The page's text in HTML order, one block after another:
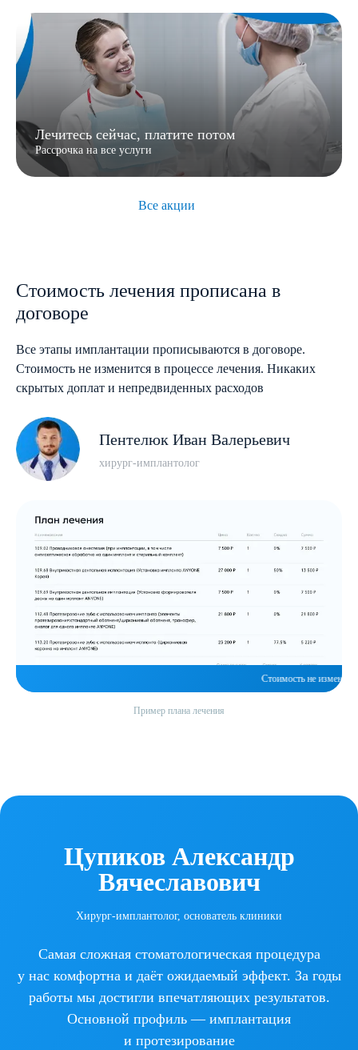
Лечитесь сейчас, платите потом
Рассрочка на все услуги
Все акции
в процессе лечения
Пример плана лечения
Стоимость лечения прописана в
договоре
Все этапы имплантации прописываются в договоре.
Стоимость не изменится в процессе лечения. Никаких
скрытых доплат и непредвиденных расходов
Пентелюк Иван Валерьевич
хирург-имплантолог
Цупиков Александр
Вячеславович
Хирург-имплантолог, основатель клиники
Самая сложная стоматологическая процедура
у нас комфортна и даёт ожидаемый эффект. За годы
работы мы достигли впечатляющих результатов.
Основной профиль — имплантация
и протезирование